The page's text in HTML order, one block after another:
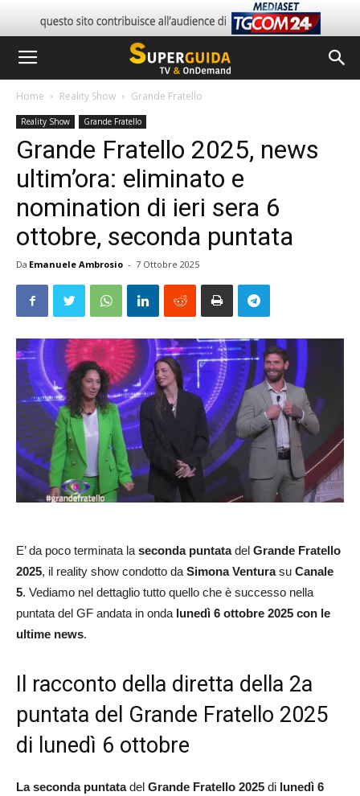
Home Reality Show Grande Fratello
Reality Show Grande Fratello
Grande Fratello 2025, news
ultim’ora: eliminato e
nomination di ieri sera 6
ottobre, seconda puntata
Da Emanuele Ambrosio - 7 Ottobre 2025
E’ da poco terminata la seconda puntatadel Grande Fratello
2025, il reality show condotto da Simona Venturasu Canale
5. Vediamo nel dettaglio tutto quello che è successo nella
puntata del GF andata in onda lunedì 6 ottobre 2025 con le
ultime news.
Il racconto della diretta della 2a
puntata del Grande Fratello 2025
di lunedì 6 ottobre
La seconda puntatadel Grande Fratello 2025 di lunedì 6